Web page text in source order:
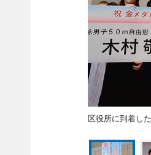
区役所に到着し